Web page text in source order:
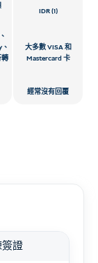
IDR (1)
大多數 VISA 和
Mastercard 卡
經常沒有回覆
證